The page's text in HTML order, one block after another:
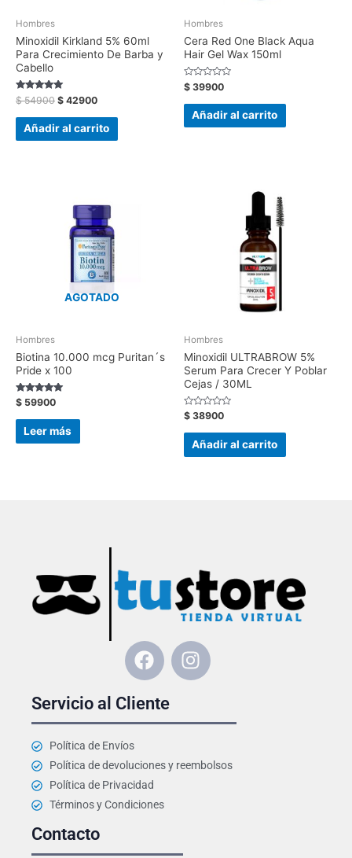
Hombres
Minoxidil Kirkland 5% 60ml
Para Crecimiento De Barba y
Cabello
Valorado
con
4.82
de 5
$54900 $ 42900
Añadir al carrito
Hombres
Cera Red One Black Aqua
Hair Gel Wax 150ml
Valorado
con
0
$ 39900
Añadir al carrito
AGOTADO
Hombres
Biotina 10.000 mcg Puritan´s
Pride x 100
Valorado con
5.00
de 5
$ 59900
Leer más
Hombres
Minoxidil ULTRABROW 5%
Serum Para Crecer Y Poblar
Cejas / 30ML
Valorado
con
0
$ 38900
Añadir al carrito
F
a
e
b
o
k
I
n
a
r
Servicio al Cliente
Política de Envíos
Política de devoluciones y reembolsos
Política de Privacidad
Términos y Condiciones
Contacto